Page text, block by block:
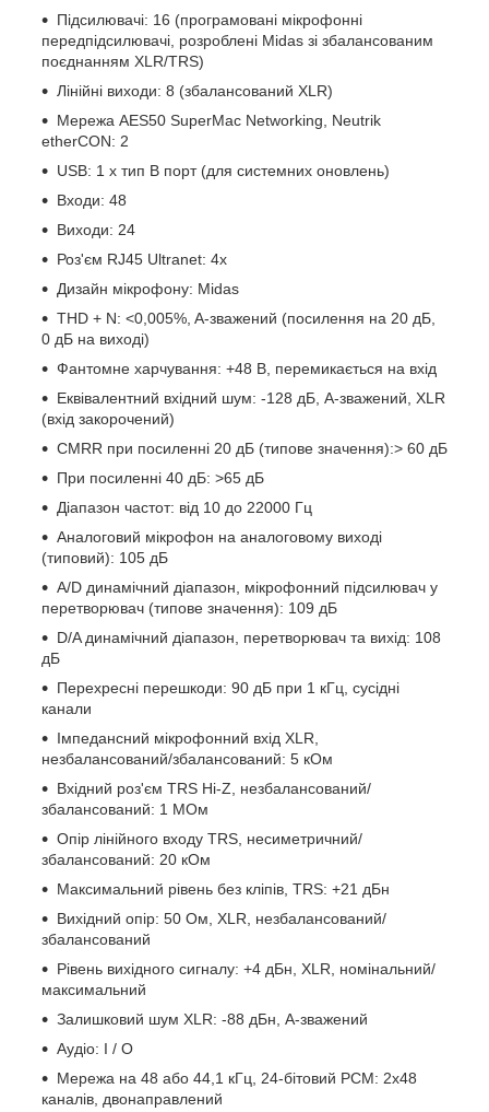
Підсилювачі: 16 (програмовані мікрофонні
передпідсилювачі, розроблені Midas зі збалансованим
поєднанням XLR/TRS)
Лінійні виходи: 8 (збалансований XLR)
Мережа AES50 SuperMac Networking, Neutrik
etherCON: 2
USB: 1 x тип B порт (для системних оновлень)
Входи: 48
Виходи: 24
Роз'єм RJ45 Ultranet: 4x
Дизайн мікрофону: Midas
THD + N: <0,005%, A-зважений (посилення на 20 дБ,
0 дБ на виході)
Фантомне харчування: +48 В, перемикається на вхід
Еквівалентний вхідний шум: -128 дБ, A-зважений, XLR
(вхід закорочений)
CMRR при посиленні 20 дБ (типове значення):> 60 дБ
При посиленні 40 дБ: >65 дБ
Діапазон частот: від 10 до 22000 Гц
Аналоговий мікрофон на аналоговому виході
(типовий): 105 дБ
A/D динамічний діапазон, мікрофонний підсилювач у
перетворювач (типове значення): 109 дБ
D/A динамічний діапазон, перетворювач та вихід: 108
дБ
Перехресні перешкоди: 90 дБ при 1 кГц, сусідні
канали
Імпедансний мікрофонний вхід XLR,
незбалансований/збалансований: 5 кОм
Вхідний роз'єм TRS Hi-Z, незбалансований/
збалансований: 1 МОм
Опір лінійного входу TRS, несиметричний/
збалансований: 20 кОм
Максимальний рівень без кліпів, TRS: +21 дБн
Вихідний опір: 50 Ом, XLR, незбалансований/
збалансований
Рівень вихідного сигналу: +4 дБн, XLR, номінальний/
максимальний
Залишковий шум XLR: -88 дБн, A-зважений
Аудіо: I / O
Мережа на 48 або 44,1 кГц, 24-бітовий PCM: 2x48
каналів, двонаправлений